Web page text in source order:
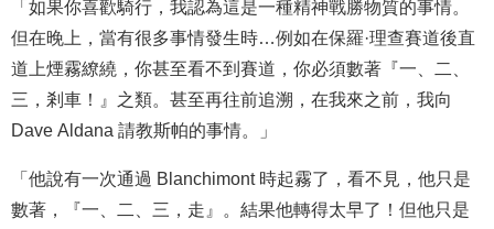
「如果你喜歡騎行，我認為這是一種精神戰勝物質的事情。
但在晚上，當有很多事情發生時…例如在保羅·理查賽道後直
道上煙霧繚繞，你甚至看不到賽道，你必須數著『一、二、
三，剎車！』之類。甚至再往前追溯，在我來之前，我向
Dave Aldana 請教斯帕的事情。」
「他說有一次通過 Blanchimont 時起霧了，看不見，他只是
數著，『一、二、三，走』。結果他轉得太早了！但他只是